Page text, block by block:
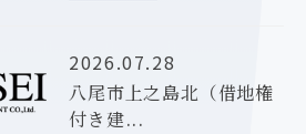
2026.07.28
八尾市上之島北（借地権
付き建...